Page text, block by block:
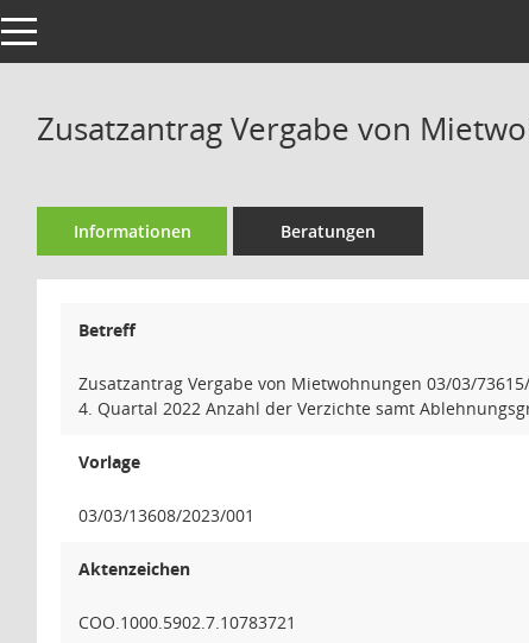
Toggle navigation
Zusatzantrag Vergabe von
Informationen Beratungen
Betreff
Zusatzantrag Vergabe von Mietwohnungen 03/03/
4. Quartal 2022 Anzahl der Verzichte samt
Vorlage
03/03/13608/2023/001
Aktenzeichen
COO.1000.5902.7.10783721